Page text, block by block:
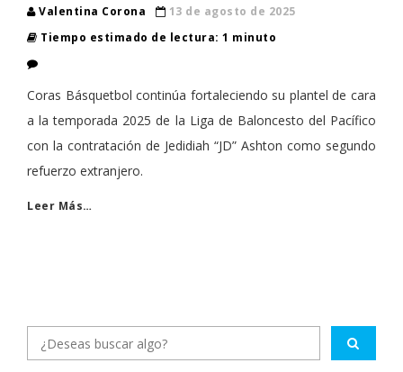
Valentina Corona
13 de agosto de 2025
Tiempo estimado de lectura: 1 minuto
Coras Básquetbol continúa fortaleciendo su plantel de cara
a la temporada 2025 de la Liga de Baloncesto del Pacífico
con la contratación de Jedidiah “JD” Ashton como segundo
refuerzo extranjero.
Leer Más…